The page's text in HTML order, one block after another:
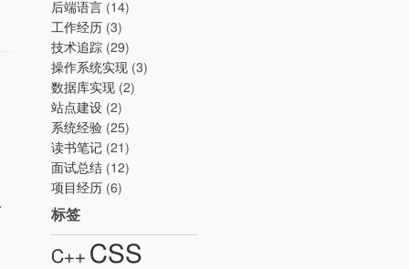
后端语言 (14)
工作经历 (3)
技术追踪 (29)
操作系统实现 (3)
数据库实现 (2)
站点建设 (2)
系统经验 (25)
读书笔记 (21)
面试总结 (12)
项目经历 (6)
标签
C++ CSS